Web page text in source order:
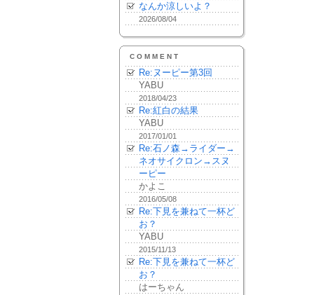
なんか涼しいよ？
2026/08/04
COMMENT
Re:ヌーピー第3回
YABU
2018/04/23
Re:紅白の結果
YABU
2017/01/01
Re:石ノ森→ライダー→
ネオサイクロン→スヌ
ーピー
かよこ
2016/05/08
Re:下見を兼ねて一杯ど
お？
YABU
2015/11/13
Re:下見を兼ねて一杯ど
お？
はーちゃん